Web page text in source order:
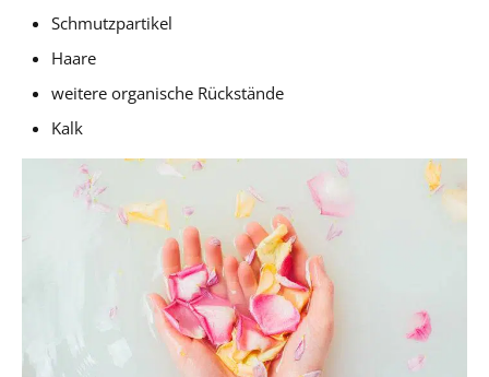
Schmutzpartikel
Haare
weitere organische Rückstände
Kalk